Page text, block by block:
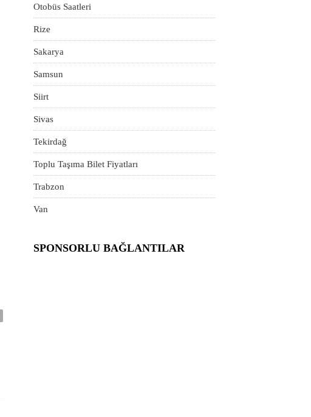
Otobüs Saatleri
Rize
Sakarya
Samsun
Siirt
Sivas
Tekirdağ
Toplu Taşıma Bilet Fiyatları
Trabzon
Van
SPONSORLU BAĞLANTILAR